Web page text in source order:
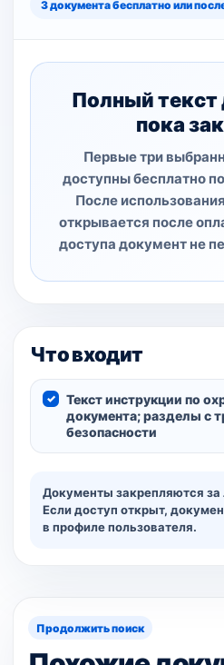
3 документа бесплатно или
Полный текст
пока
Первые три
доступны бесплатно
После
открывается после
доступа документ не
Что входит
Текст инструкции по
документа; разделы с
безопасности
Документы закрепляются
Если доступ открыт,
в профиле пользователя.
Продолжить поиск